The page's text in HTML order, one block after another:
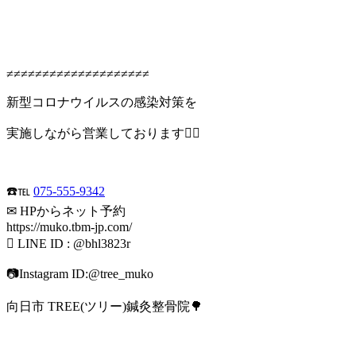
≠≠≠≠≠≠≠≠≠≠≠≠≠≠≠≠≠≠≠≠
新型コロナウイルスの感染対策を
実施しながら営業しております🙆‍♂️
☎️℡ 075-555-9342
✉ HPからネット予約
https://muko.tbm-jp.com/
 LINE ID : @bhl3823r
📷Instagram ID:@tree_muko
向日市 TREE(ツリー)鍼灸整骨院🌳